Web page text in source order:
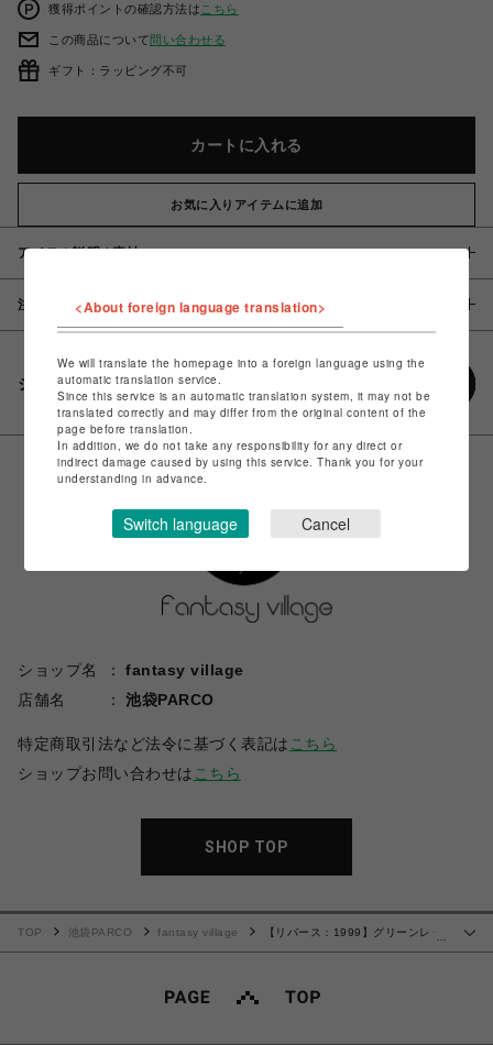
獲得ポイントの確認方法は こちら
この商品について問い合わせる
ギフト：ラッピング不可
カートに入れる
お気に入りアイテムに追加
アイテム説明 / 素材
注意事項
シェアする
ショップ名
fantasy village
店舗名
池袋PARCO
特定商取引法など法令に基づく表記は こちら
ショップお問い合わせは こちら
SHOP TOP
TOP 池袋PARCO fantasy village
【リバース：1999】グリーンレー
<About foreign language translation>
We will translate the homepage into a foreign language using the
automatic translation service.
Since this service is an automatic translation system, it may not be
translated correctly and may differ from the original content of the
page before translation.
In addition, we do not take any responsibility for any direct or
indirect damage caused by using this service. Thank you for your
understanding in advance.
Switch language Cancel